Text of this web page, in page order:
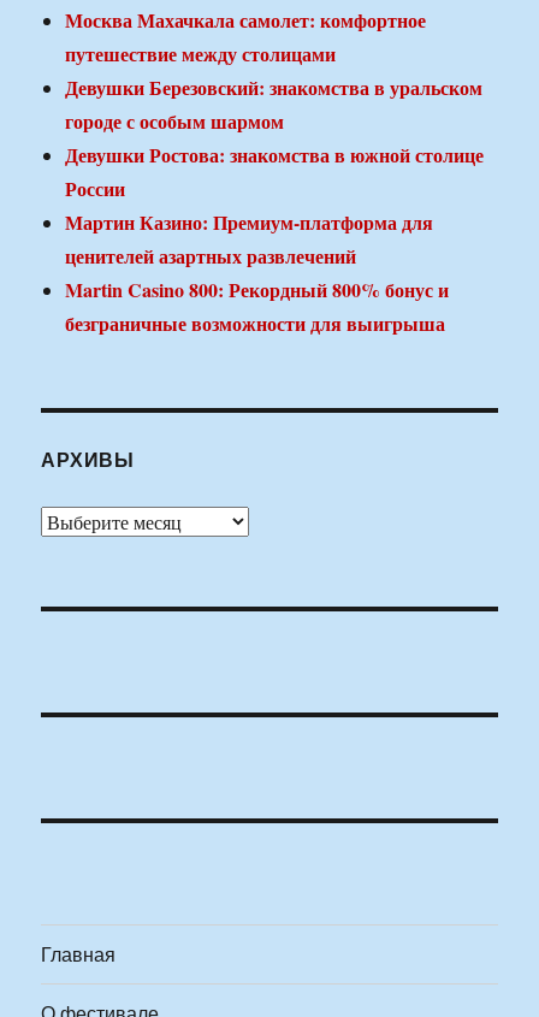
Москва Махачкала самолет: комфортное
путешествие между столицами
Девушки Березовский: знакомства в уральском
городе с особым шармом
Девушки Ростова: знакомства в южной столице
России
Мартин Казино: Премиум-платформа для
ценителей азартных развлечений
Martin Casino 800: Рекордный 800% бонус и
безграничные возможности для выигрыша
АРХИВЫ
Архивы
Главная